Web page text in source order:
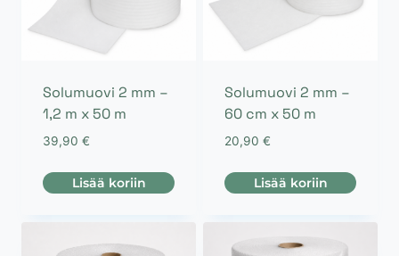
Solumuovi 2 mm –
1,2 m x 50 m
39,90 €
Lisää koriin
Solumuovi 2 mm –
60 cm x 50 m
20,90 €
Lisää koriin